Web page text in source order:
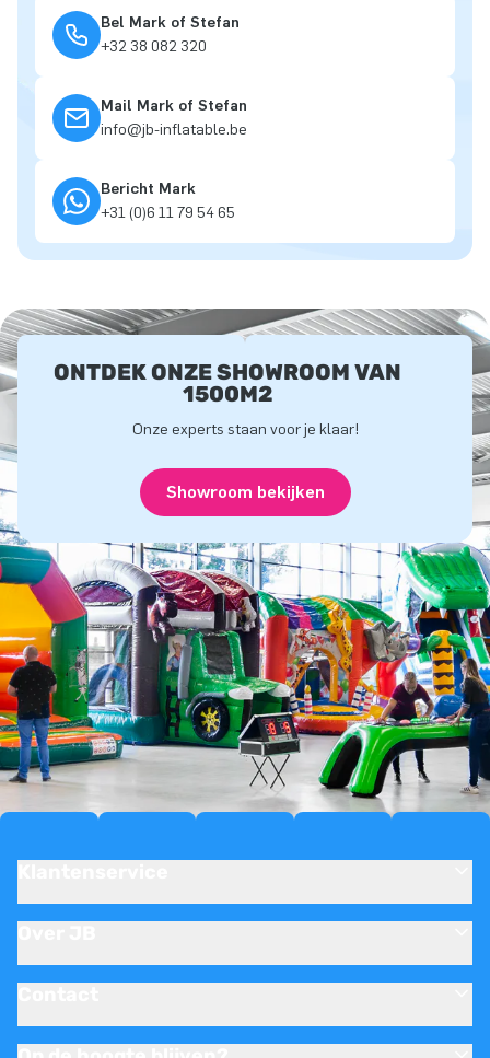
Bel Mark of Stefan
+32 38 082 320
Mail Mark of Stefan
info@jb-inflatable.be
Bericht Mark
+31 (0)6 11 79 54 65
ONTDEK ONZE SHOWROOM VAN
1500M2
Onze experts staan voor je klaar!
Showroom bekijken